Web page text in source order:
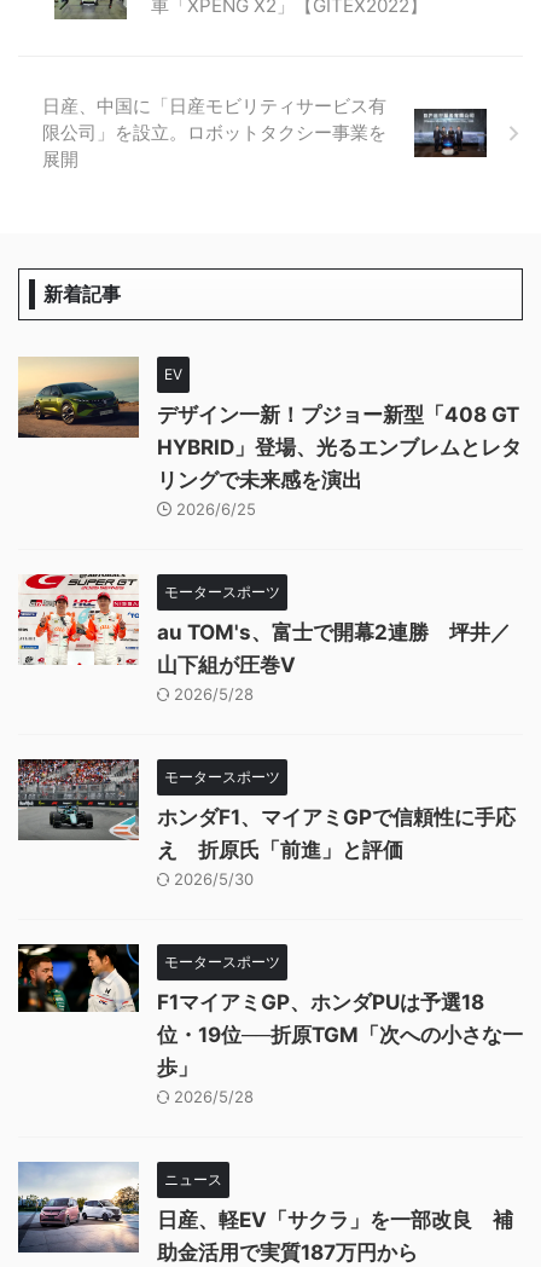
車「XPENG X2」【GITEX2022】
日産、中国に「日産モビリティサービス有
限公司」を設立。ロボットタクシー事業を
展開
新着記事
EV
デザイン一新！プジョー新型「408 GT
HYBRID」登場、光るエンブレムとレタ
リングで未来感を演出
2026/6/25
モータースポーツ
au TOM's、富士で開幕2連勝 坪井／
山下組が圧巻V
2026/5/28
モータースポーツ
ホンダF1、マイアミGPで信頼性に手応
え 折原氏「前進」と評価
2026/5/30
モータースポーツ
F1マイアミGP、ホンダPUは予選18
位・19位──折原TGM「次への小さな一
歩」
2026/5/28
ニュース
日産、軽EV「サクラ」を一部改良 補
助金活用で実質187万円から